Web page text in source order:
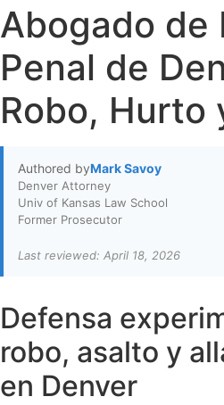
Abogado de
Penal de
Robo, Hurto
Authored byMark Savoy
Denver Attorney
Univ of Kansas Law School
Former Prosecutor
Last reviewed: April 18, 2026
Defensa
robo, asalto y
en Denver